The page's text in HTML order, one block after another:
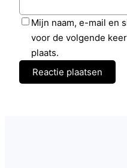
Mijn naam, e-mail en
voor de volgende
plaats.